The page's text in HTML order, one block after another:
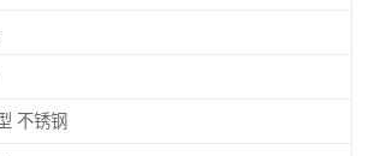
不锈钢